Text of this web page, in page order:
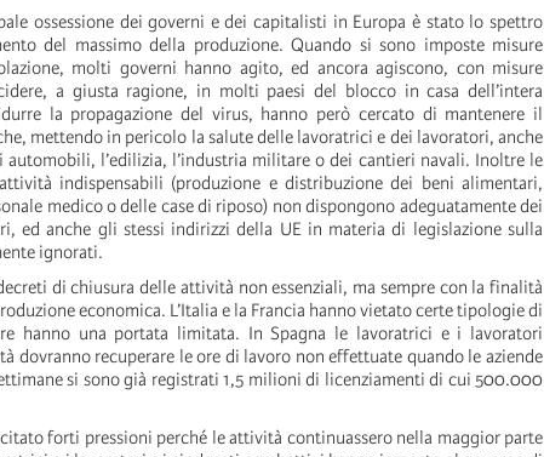
ossessione dei governi e dei capitalisti in Europa è stato lo spettro
del massimo della produzione. Quando si sono imposte misure
molti governi hanno agito, ed ancora agiscono, con misure
a giusta ragione, in molti paesi del blocco in casa dell’intera
la propagazione del virus, hanno però cercato di mantenere il
mettendo in pericolo la salute delle lavoratrici e dei lavoratori, anche
l’edilizia, l’industria militare o dei cantieri navali. Inoltre le
indispensabili (produzione e distribuzione dei beni alimentari,
medico o delle case di riposo) non dispongono adeguatamente dei
ed anche gli stessi indirizzi della UE in materia di legislazione sulla
ignorati.
di chiusura delle attività non essenziali, ma sempre con la finalità
economica. L’Italia e la Francia hanno vietato certe tipologie di
hanno una portata limitata. In Spagna le lavoratrici e i lavoratori
dovranno recuperare le ore di lavoro non effettuate quando le aziende
si sono già registrati 1,5 milioni di licenziamenti di cui 500.000
forti pressioni perché le attività continuassero nella maggior parte